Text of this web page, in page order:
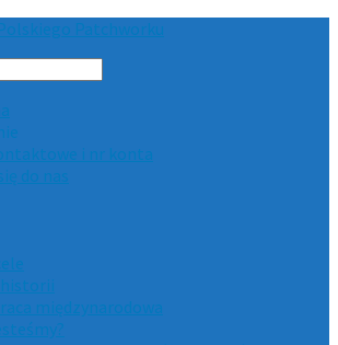
i nr konta
do nas
międzynarodowa